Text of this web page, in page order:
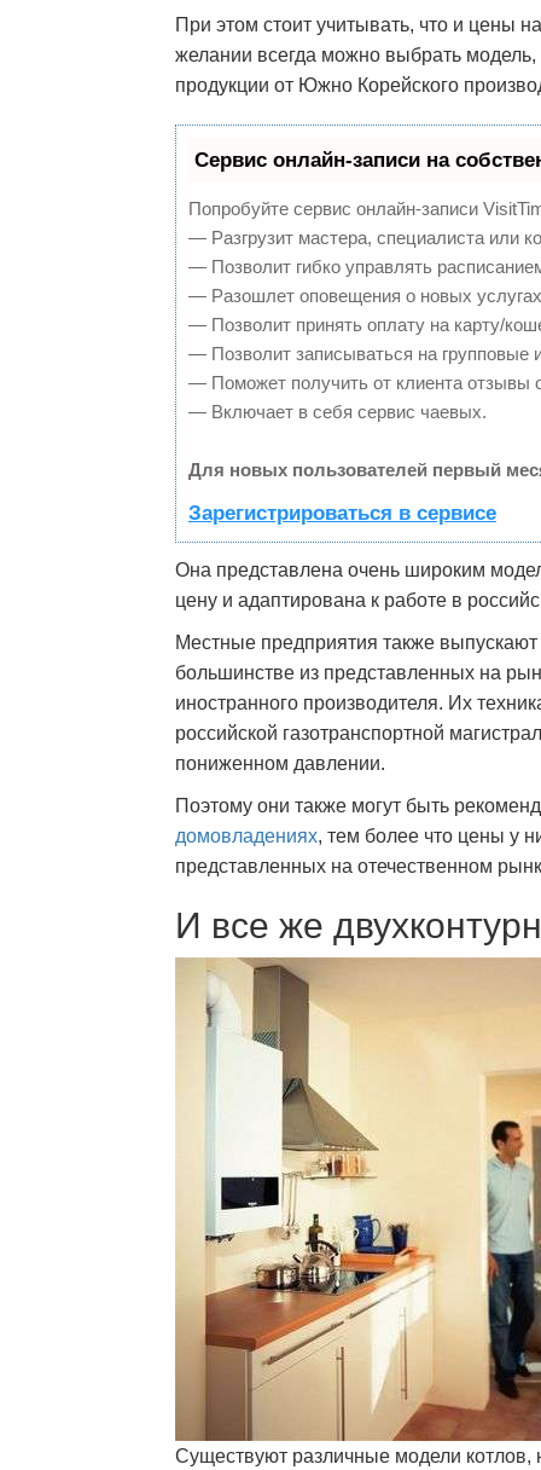
При этом стоит учитывать, что и цены
желании всегда можно выбрать модель,
продукции от Южно Корейского
Сервис онлайн-записи на
Попробуйте сервис онлайн-записи
— Разгрузит мастера, специалиста или
— Позволит гибко управлять
— Разошлет оповещения о новых
— Позволит принять оплату на карту/
— Позволит записываться на групповые
— Поможет получить от клиента отзывы
— Включает в себя сервис чаевых.
Для новых пользователей первый
Зарегистрироваться в сервисе
Она представлена очень широким
цену и адаптирована к работе в
Местные предприятия также
большинстве из представленных на
иностранного производителя. Их
российской газотранспортной
пониженном давлении.
Поэтому они также могут быть
домовладениях, тем более что цены у
представленных на отечественном
И все же
Существуют различные модели котлов,